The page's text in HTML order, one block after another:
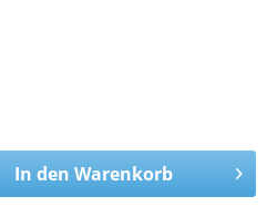
In den Warenkorb